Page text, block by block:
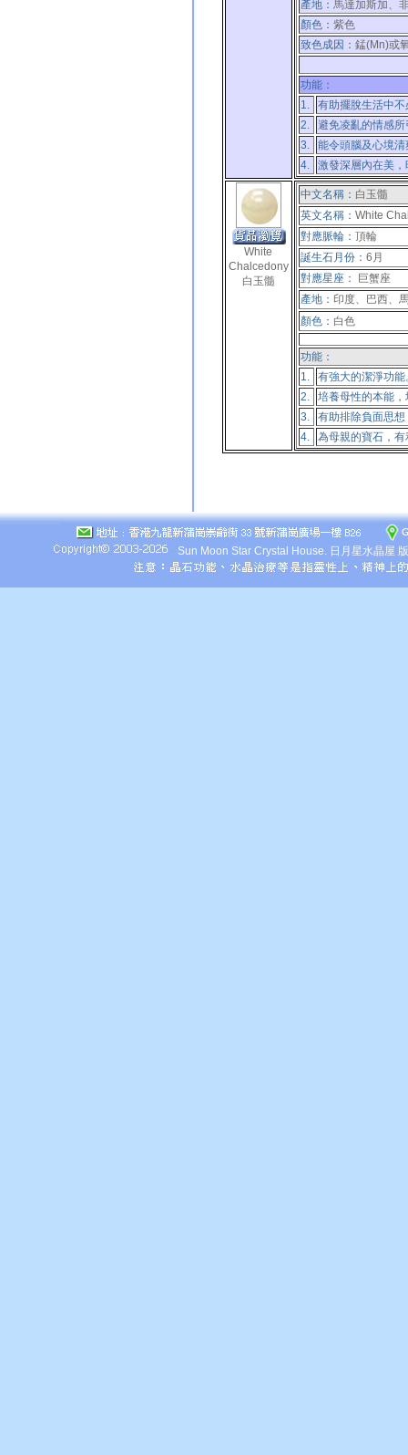
產地： 馬達加斯加、
顏色： 紫色
致色成因： 錳(Mn)或
功能：
1.
有助擺脫生活中
2.
避免凌亂的情感
3.
能令頭腦及心境清
4.
激發深層內在美
White
Chalcedony
白玉髓
中文名稱： 白玉髓
英文名稱： White
對應脈輪： 頂輪
誕生石月份： 6月
對應星座：
巨蟹座
產地： 印度、巴西、
顏色： 白色
功能：
1.
有強大的潔淨功能
2.
培養母性的本能
3.
有助排除負面思
4.
為母親的寶石，
Sun Moon Star Crystal House. 日月星水晶屋